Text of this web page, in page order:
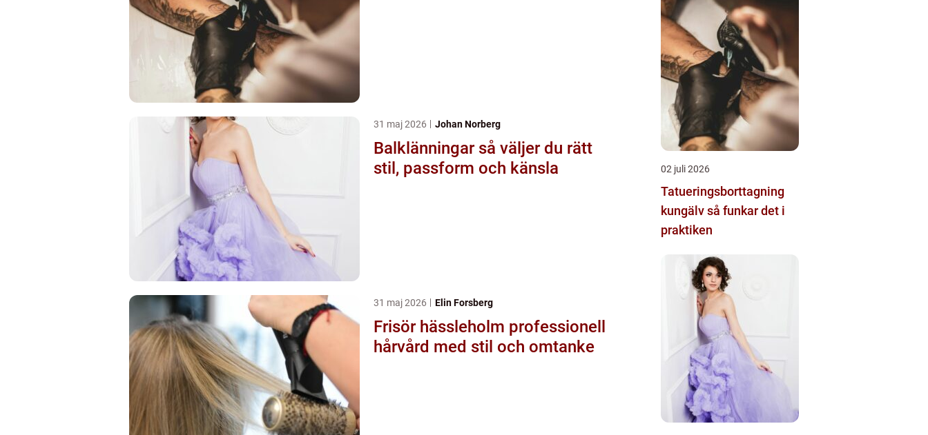
31 maj 2026 Johan Norberg
Balklänningar så väljer du rätt
stil, passform och känsla
31 maj 2026 Elin Forsberg
Frisör hässleholm professionell
hårvård med stil och omtanke
02 juli 2026
Tatueringsborttagning
kungälv så funkar det i
praktiken